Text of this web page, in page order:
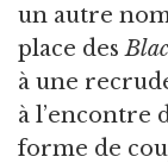
un autre
place des
à une
à l’encontre
forme de